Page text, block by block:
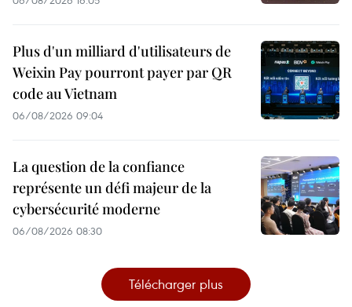
Plus d'un milliard d'utilisateurs de
Weixin Pay pourront payer par QR
code au Vietnam
06/08/2026 09:04
La question de la confiance
représente un défi majeur de la
cybersécurité moderne
06/08/2026 08:30
Télécharger plus